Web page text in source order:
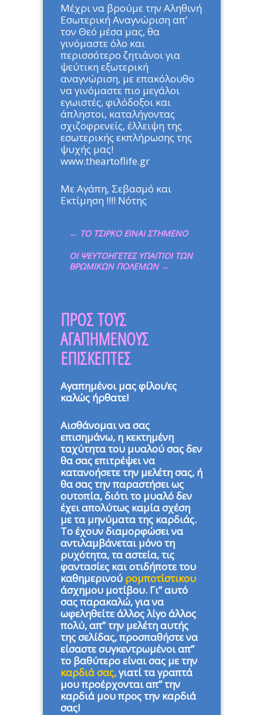
Μέχρι να βρούμε την Αληθινή
Εσωτερική Αναγνώριση απ’
τον Θεό μέσα μας, θα
γινόμαστε όλο και
περισσότερο ζητιάνοι για
ψεύτικη εξωτερική
αναγνώριση, με επακόλουθο
να γινόμαστε πιο μεγάλοι
εγωιστές, φιλόδοξοι και
άπληστοι, καταλήγοντας
σχιζοφρενείς, έλλειψη της
εσωτερικής εκπλήρωσης της
ψυχής μας!
www.theartoflife.gr
Με Αγάπη, Σεβασμό και
Εκτίμηση !!!! Νότης
← ΤΟ ΤΣΙΡΚΟ ΕΙΝΑΙ ΣΤΗΜΕΝΟ
ΟΙ ΨΕΥΤΟΗΓΕΤΕΣ ΥΠΑΙΤΙΟΙ ΤΩΝ
ΒΡΩΜΙΚΩΝ ΠΟΛΕΜΩΝ →
ΠΡΟΣ ΤΟΥΣ
ΑΓΑΠΗΜΕΝΟΥΣ
ΕΠΙΣΚΕΠΤΕΣ
Αγαπημένοι μας φίλοι/ες
καλώς ήρθατε!
Αισθάνομαι να σας
επισημάνω, η κεκτημένη
ταχύτητα του μυαλού σας δεν
θα σας επιτρέψει να
κατανοήσετε την μελέτη σας, ή
θα σας την παραστήσει ως
ουτοπία, διότι το μυαλό δεν
έχει απολύτως καμία σχέση
με τα μηνύματα της καρδιάς.
Το έχουν διαμορφώσει να
αντιλαμβάνεται μόνο τη
ρυχότητα, τα αστεία, τις
φαντασίες και οτιδήποτε του
καθημερινού ρομποτίστικου
άσχημου μοτίβου. Γι” αυτό
σας παρακαλώ, για να
ωφεληθείτε άλλος λίγο άλλος
πολύ, απ” την μελέτη αυτής
της σελίδας, προσπαθήστε να
είσαστε συγκεντρωμένοι απ”
το βαθύτερο είναι σας με την
καρδιά σας,γιατί τα γραπτά
μου προέρχονται απ” την
καρδιά μου προς την καρδιά
σας!